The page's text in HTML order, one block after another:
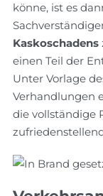
könne, ist es
Kaskoschadens
einen Teil der
Unter Vorlage
Verhandlungen
die vollständige